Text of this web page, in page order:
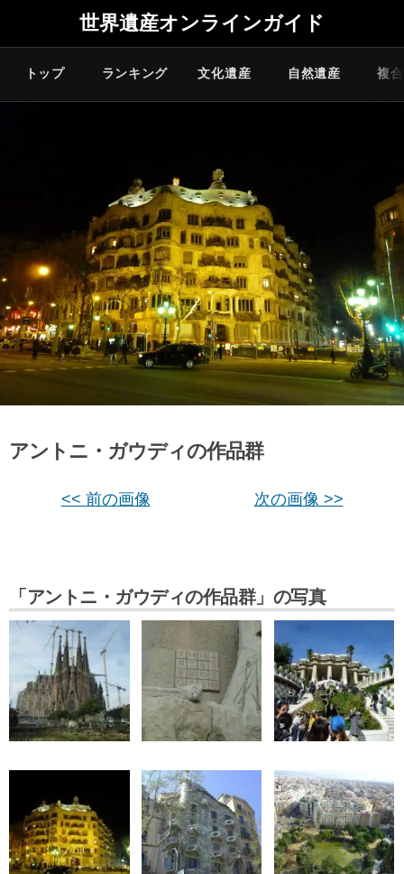
世界遺産オンラインガイド
トップ ランキング 文化遺産 自然遺産 複
アントニ・ガウディの作品群
<< 前の画像 次の画像 >>
「アントニ・ガウディの作品群」の写真